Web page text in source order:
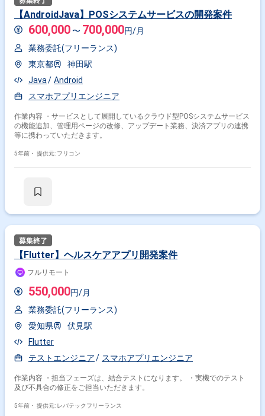
【AndroidJava】POSシステムサービスの開発案件
600,000 〜 700,000円/月
業務委託(フリーランス)
東京都
神田駅
Java
Android
スマホアプリエンジニア
作業内容 ・サービスとして展開しているクラウド型POSシステムサービス
の機能追加、管理用ページの改修、アップデート業務、決済アプリの連携
等に携わっていただきます。
5年前・ 提供元: フリコン
【Flutter】ヘルスケアアプリ開発案件
フルリモート
550,000円/月
業務委託(フリーランス)
愛知県
伏見駅
Flutter
テストエンジニア
スマホアプリエンジニア
作業内容 ・担当フェーズは、結合テストになります。 ・実機でのテスト
及び不具合の修正をご担当いただきます。
5年前・ 提供元: レバテックフリーランス